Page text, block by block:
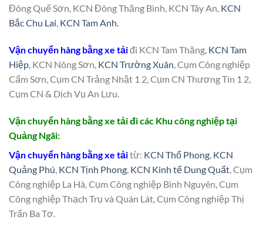
Đông Quế Sơn, KCN Đông Thăng Bình, KCN Tây An, KCN
Bắc Chu Lai, KCN Tam Anh.
Vận chuyển hàng bằng xe tảiđi KCN Tam Thăng, KCN Tam
Hiệp, KCN Nông Sơn, KCN Trường Xuân, Cụm Công nghiệp
Cẩm Sơn, Cụm CN Trảng Nhật 1 2, Cụm CN Thương Tín 1 2,
Cụm CN & Dịch Vụ An Lưu.
Vận chuyển hàng bằng xe tải đi các Khu công nghiệp tại
Quảng Ngãi:
Vận chuyển hàng bằng xe tảitừ: KCN Thổ Phong, KCN
Quảng Phú, KCN Tịnh Phong, KCN Kinh tế Dung Quất, Cụm
Công nghiệp La Hà, Cụm Công nghiệp Bình Nguyên, Cụm
Công nghiệp Thạch Trụ và Quán Lát, Cụm Công nghiệp Thị
Trấn Ba Tơ.